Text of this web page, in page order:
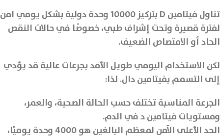
تناول فيتامين D بتركيز 10000 وحدة دولية بشكل يومي امن
لفترة قصيرة وتحت إشراف طبي، خصوصًا في حالات النقص
الحاد أو الامتصاص الضعيف.
لكن الاستخدام اليومي طويل الأمد بجرعات عالية قد يؤدي
إلى التسمم بفيتامين دال. لذا:
الجرعة المناسبة تختلف حسب الحالة الصحية، والعمر،
ومستويات فيتامين د في الدم.
الحد الأعلى الآمن لمعظم البالغين هو 4000 وحدة يوميًا،